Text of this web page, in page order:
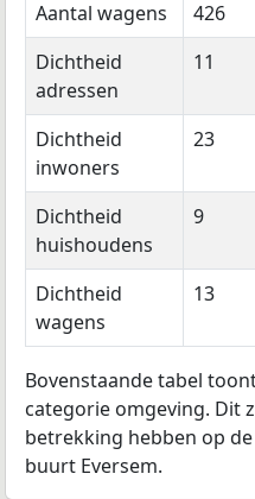
Aantal wagens 426
Dichtheid
adressen
11
Dichtheid
inwoners
23
Dichtheid
huishoudens
9
Dichtheid
wagens
13
Bovenstaande tabel
categorie omgeving. Dit
betrekking hebben op
buurt Eversem.